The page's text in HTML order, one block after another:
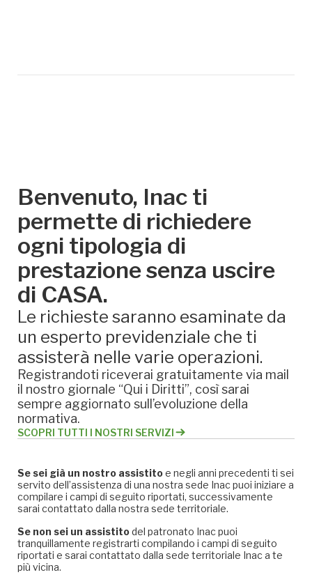
Benvenuto, Inac ti
permette di richiedere
ogni tipologia di
prestazione senza uscire
di CASA.
Le richieste saranno esaminate da
un esperto previdenziale che ti
assisterà nelle varie operazioni.
Registrandoti riceverai gratuitamente via mail
il nostro giornale “Qui i Diritti”, così sarai
sempre aggiornato sull’evoluzione della
normativa.
SCOPRI TUTTI I NOSTRI SERVIZI
Se sei già un nostro assistitoe negli anni precedenti ti sei
servito dell’assistenza di una nostra sede Inac puoi iniziare a
compilare i campi di seguito riportati, successivamente
sarai contattato dalla nostra sede territoriale.
Se non sei un assistitodel patronato Inac puoi
tranquillamente registrarti compilando i campi di seguito
riportati e sarai contattato dalla sede territoriale Inac a te
più vicina.